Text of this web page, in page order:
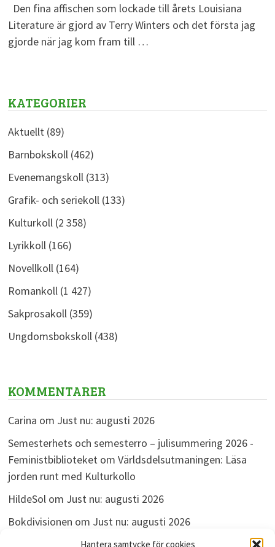
Hantera samtycke för cookies
Den fina affischen som lockade till årets Louisiana
Literature är gjord av Terry Winters och det första jag
gjorde när jag kom fram till …
KATEGORIER
Aktuellt(89)
Barnbokskoll(462)
Evenemangskoll(313)
Grafik- och seriekoll(133)
Kulturkoll(2 358)
Lyrikkoll(166)
Novellkoll(164)
Romankoll(1 427)
Sakprosakoll(359)
Ungdomsbokskoll(438)
KOMMENTARER
Carina om Just nu: augusti 2026
Semesterhets och semesterro – julisummering 2026 -
Feministbiblioteketom Världsdelsutmaningen: Läsa
jorden runt med Kulturkollo
HildeSolom Just nu: augusti 2026
Bokdivisionen om Just nu: augusti 2026